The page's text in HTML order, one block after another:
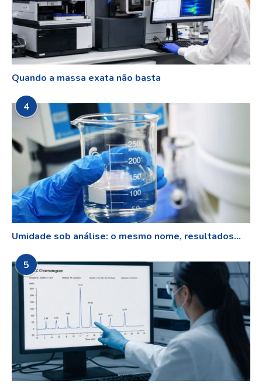
Quando a massa exata não basta
4
Umidade sob análise: o mesmo nome, resultados...
5